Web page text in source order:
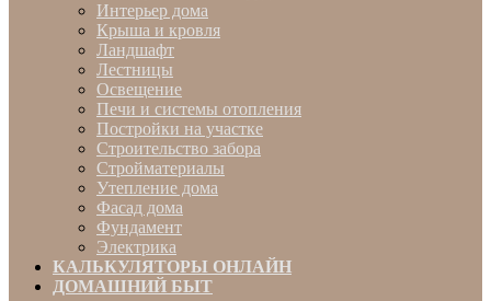
Интерьер дома
Крыша и кровля
Ландшафт
Лестницы
Освещение
Печи и системы отопления
Постройки на участке
Строительство забора
Стройматериалы
Утепление дома
Фасад дома
Фундамент
Электрика
КАЛЬКУЛЯТОРЫ ОНЛАЙН
ДОМАШНИЙ БЫТ